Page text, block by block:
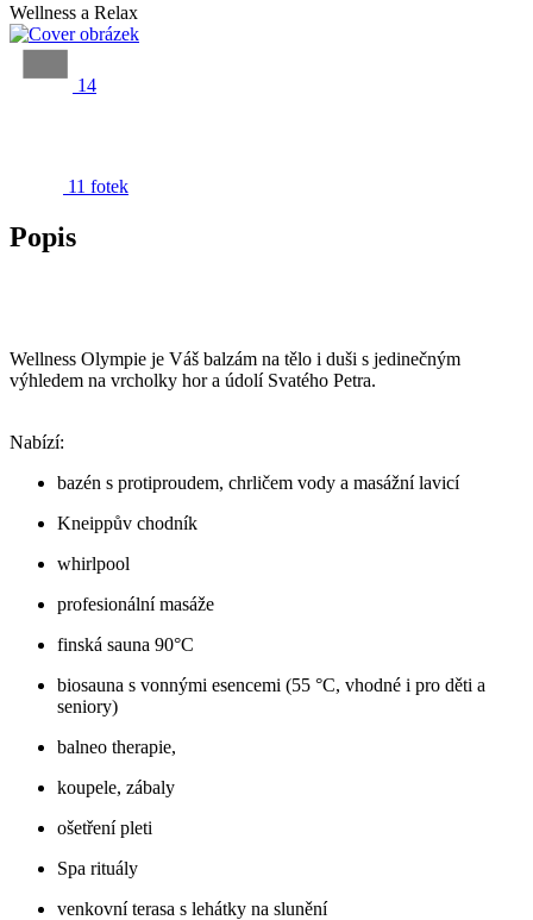
Wellness a Relax
14
11 fotek
Popis
Wellness Olympie je Váš balzám na tělo i duši s jedinečným
výhledem na vrcholky hor a údolí Svatého Petra.
Nabízí:
bazén s protiproudem, chrličem vody a masážní lavicí
Kneippův chodník
whirlpool
profesionální masáže
finská sauna 90°C
biosauna s vonnými esencemi (55 °C, vhodné i pro děti a
seniory)
balneo therapie,
koupele, zábaly
ošetření pleti
Spa rituály
venkovní terasa s lehátky na slunění